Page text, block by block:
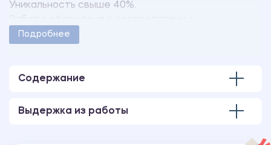
Уникальность свыше 40%.
методическими указаниями учебного заведения.
Подробнее
Содержание
Выдержка из работы